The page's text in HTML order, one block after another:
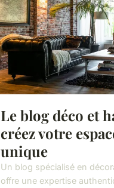
Le blog déco et
créez votre
unique
Un blog spécialisé en
offre une expertise